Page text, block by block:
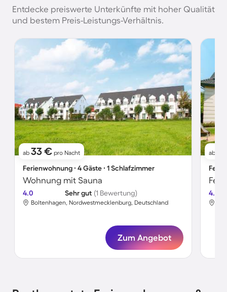
Entdecke preiswerte Unterkünfte mit hoher Qualität
und bestem Preis-Leistungs-Verhältnis.
ab 33 € pro Nacht
Ferienwohnung ∙ 4 Gäste ∙ 1 Schlafzimmer
Wohnung mit Sauna
4.0 Sehr gut (1 Bewertung)
Boltenhagen, Nordwestmecklenburg, Deutschland
Zum Angebot
ab
4.3